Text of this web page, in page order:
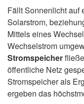
Fällt Sonnenlicht auf
Solarstrom,
Mittels eines
Wechselstrom
Stromspeicher
öffentliche Netz
Stromspeicher als
ergeben das